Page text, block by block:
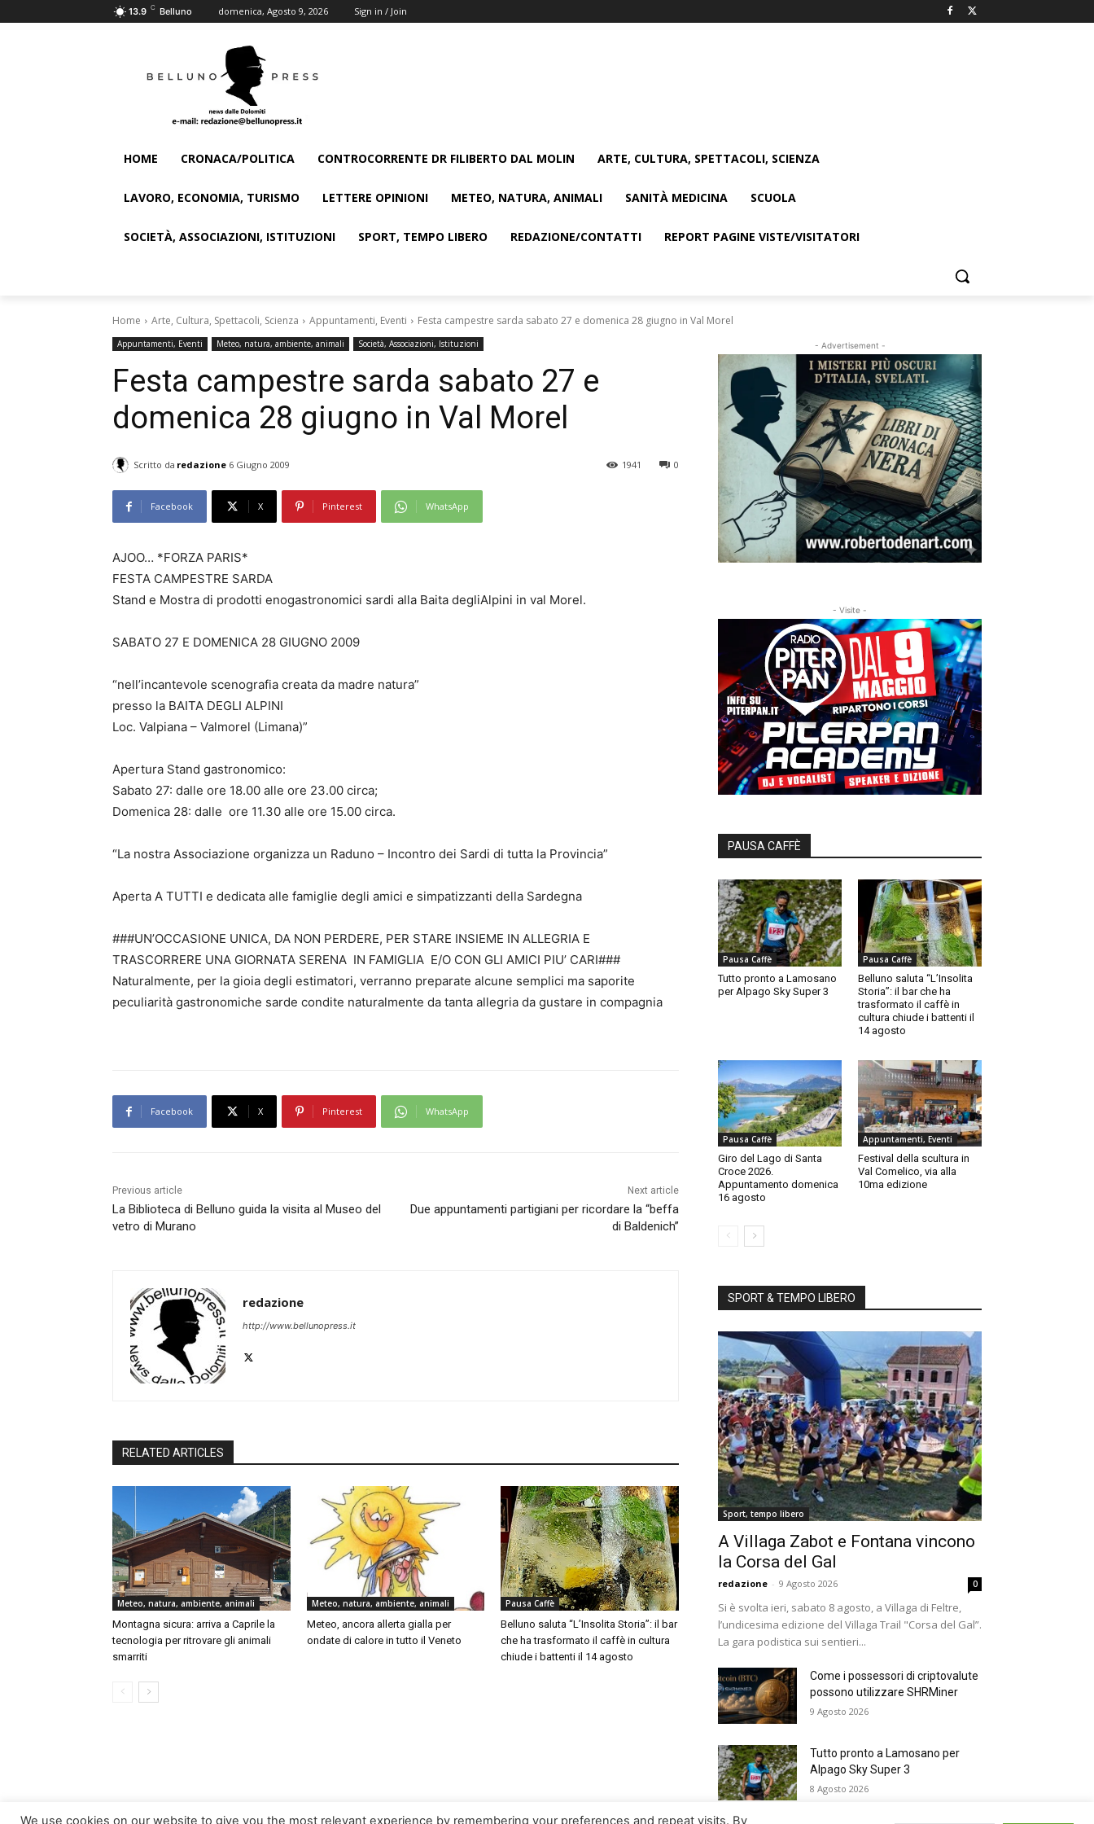
13.9 C Belluno domenica, Agosto 9, 2026 Sign in / Join
HOME CRONACA/POLITICA CONTROCORRENTE DR FILIBERTO DAL MOLIN ARTE, CULTURA, SPETTACOLI, SCIENZA
LAVORO, ECONOMIA, TURISMO LETTERE OPINIONI METEO, NATURA, ANIMALI SANITÀ MEDICINA SCUOLA
SOCIETÀ, ASSOCIAZIONI, ISTITUZIONI SPORT, TEMPO LIBERO REDAZIONE/CONTATTI REPORT PAGINE VISTE/VISITATORI
Home Arte, Cultura, Spettacoli, Scienza Appuntamenti, Eventi Festa campestre sarda sabato 27 e domenica 28 giugno in Val Morel
Appuntamenti, Eventi Meteo, natura, ambiente, animali Società, Associazioni, Istituzioni
Festa campestre sarda sabato 27 e
domenica 28 giugno in Val Morel
Scritto da redazione 6 Giugno 2009 0
1941
Facebook X Pinterest WhatsApp
AJOO… *FORZA PARIS*
FESTA CAMPESTRE SARDA
Stand e Mostra di prodotti enogastronomici sardi alla Baita degliAlpini in val Morel.
SABATO 27 E DOMENICA 28 GIUGNO 2009
“nell’incantevole scenografia creata da madre natura”
presso la BAITA DEGLI ALPINI
Loc. Valpiana – Valmorel (Limana)”
Apertura Stand gastronomico:
Sabato 27: dalle ore 18.00 alle ore 23.00 circa;
Domenica 28: dalle ore 11.30 alle ore 15.00 circa.
“La nostra Associazione organizza un Raduno – Incontro dei Sardi di tutta la Provincia”
Aperta A TUTTI e dedicata alle famiglie degli amici e simpatizzanti della Sardegna
###UN’OCCASIONE UNICA, DA NON PERDERE, PER STARE INSIEME IN ALLEGRIA E
TRASCORRERE UNA GIORNATA SERENA IN FAMIGLIA E/O CON GLI AMICI PIU’ CARI###
Naturalmente, per la gioia degli estimatori, verranno preparate alcune semplici ma saporite
peculiarità gastronomiche sarde condite naturalmente da tanta allegria da gustare in compagnia
Facebook X Pinterest WhatsApp
Previous article
La Biblioteca di Belluno guida la visita al Museo del
vetro di Murano
Next article
Due appuntamenti partigiani per ricordare la “beffa
di Baldenich”
redazione
http://www.bellunopress.it
RELATED ARTICLES
Meteo, natura, ambiente, animali
Montagna sicura: arriva a Caprile la
tecnologia per ritrovare gli animali
smarriti
Meteo, natura, ambiente, animali
Meteo, ancora allerta gialla per
ondate di calore in tutto il Veneto
Pausa Caffè
Belluno saluta “L’Insolita Storia”: il bar
che ha trasformato il caffè in cultura
chiude i battenti il 14 agosto
- Advertisement -
- Visite -
PAUSA CAFFÈ
Pausa Caffè
Tutto pronto a Lamosano
per Alpago Sky Super 3
Pausa Caffè
Belluno saluta “L’Insolita
Storia”: il bar che ha
trasformato il caffè in
cultura chiude i battenti il
14 agosto
Pausa Caffè
Giro del Lago di Santa
Croce 2026.
Appuntamento domenica
16 agosto
Appuntamenti, Eventi
Festival della scultura in
Val Comelico, via alla
10ma edizione
SPORT & TEMPO LIBERO
Sport, tempo libero
A Villaga Zabot e Fontana vincono
la Corsa del Gal
redazione - 9 Agosto 2026 0
Si è svolta ieri, sabato 8 agosto, a Villaga di Feltre,
l’undicesima edizione del Villaga Trail "Corsa del Gal”.
La gara podistica sui sentieri...
Come i possessori di criptovalute
possono utilizzare SHRMiner
9 Agosto 2026
Tutto pronto a Lamosano per
Alpago Sky Super 3
8 Agosto 2026
We use cookies on our website to give you the most relevant experience by remembering your preferences and repeat visits. By